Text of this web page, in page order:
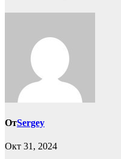
ОтSergey
Окт 31, 2024